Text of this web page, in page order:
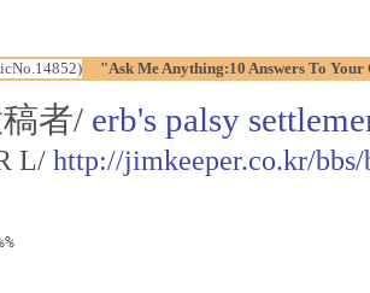
"Ask Me Anything:10 Answers To
者/ erb's palsy
L/ http://jimkeeper.co.kr/